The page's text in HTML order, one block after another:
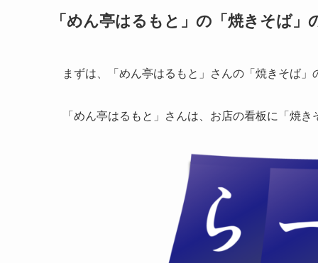
「めん亭はるもと」の「焼きそば」
まずは、「めん亭はるもと」さんの「焼きそば」
「めん亭はるもと」さんは、お店の看板に「焼